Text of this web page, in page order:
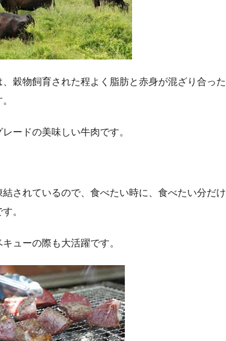
穀物飼育された程よく脂肪と赤身が混ざり合った
ードの美味しい牛肉です。
されているので、食べたい時に、食べたい分だけ
。
ューの際も大活躍です。